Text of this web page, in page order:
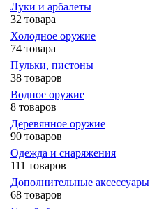
Луки и арбалеты
32 товара
Холодное оружие
74 товара
Пульки, пистоны
38 товаров
Водное оружие
8 товаров
Деревянное оружие
90 товаров
Одежда и снаряжения
111 товаров
Дополнительные аксессуары
68 товаров